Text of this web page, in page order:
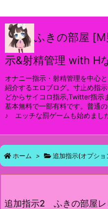
ふきの部屋
示&射精管理 with H
オナニー指示・射精管理を中心
紹介するエロブログ。寸止め指
どからサイコロ指示,Twitter指示
基本無料で一部有料です。普通
♪ エッチな罰ゲームも始めまし
ホーム > 追加指示(オプショ
追加指示2 ふきの部屋レ